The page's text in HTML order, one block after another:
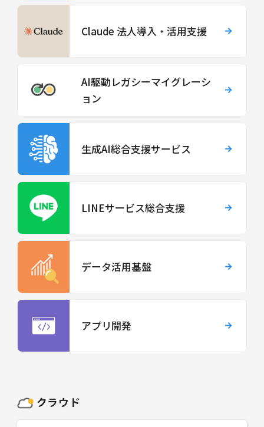
Claude 法人導入・活用支援
AI駆動レガシーマイグレーシ
ョン
生成AI総合支援サービス
LINEサービス総合支援
データ活用基盤
アプリ開発
クラウド